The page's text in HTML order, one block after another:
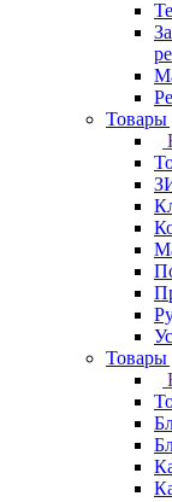
Товары
Товары